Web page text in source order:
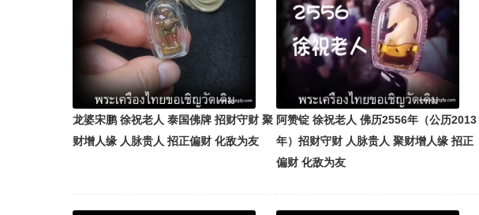
龙婆宋鹏 徐祝老人 泰国佛牌 招财守财 聚
财增人缘 人脉贵人 招正偏财 化敌为友
阿赞锭 徐祝老人 佛历2556年（公历2013
年）招财守财 人脉贵人 聚财增人缘 招正
偏财 化敌为友